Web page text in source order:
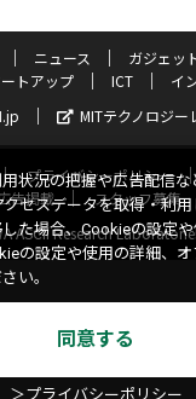
ニュース ガジェッ
トアップ ICT
イ
MITテクノロジー
プライバシーポリシー
告掲載 スタッフ募集
ASCII Research
状況の把握や広告配信な
セスデータを取得・利
た場合、Cookieの設定
の設定や使用の詳細、
い。
同意する
＞プライバシーポリシー